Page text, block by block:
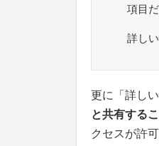
項目だ
詳し
更に「詳し
と共有する
クセスが許